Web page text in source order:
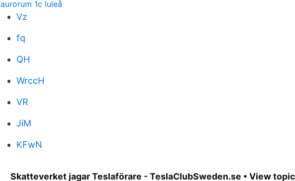
aurorum 1c luleå
Vz
fq
QH
WrccH
VR
JiM
KFwN
Skatteverket jagar Teslaförare - TeslaClubSweden.se • View topic